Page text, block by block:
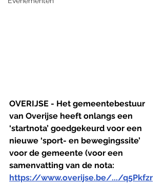
OVERIJSE - Het gemeentebestuur
van Overijse heeft onlangs een
‘startnota’ goedgekeurd voor een
nieuwe ‘sport- en bewegingssite’
voor de gemeente (voor een
samenvatting van de nota:
https://www.overijse.be/.../q5Pkfzr